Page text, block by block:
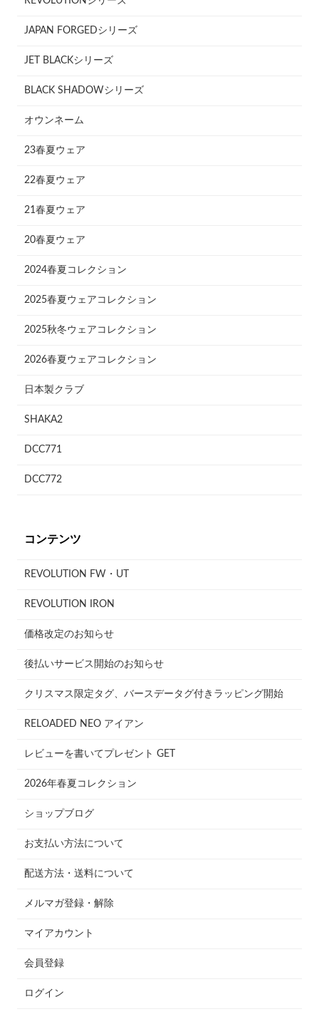
JAPAN FORGEDシリーズ
JET BLACKシリーズ
BLACK SHADOWシリーズ
オウンネーム
23春夏ウェア
22春夏ウェア
21春夏ウェア
20春夏ウェア
2024春夏コレクション
2025春夏ウェアコレクション
2025秋冬ウェアコレクション
2026春夏ウェアコレクション
日本製クラブ
SHAKA2
DCC771
DCC772
コンテンツ
REVOLUTION FW・UT
REVOLUTION IRON
価格改定のお知らせ
後払いサービス開始のお知らせ
クリスマス限定タグ、バースデータグ付きラッピング開始
RELOADED NEO アイアン
レビューを書いてプレゼント GET
2026年春夏コレクション
ショップブログ
お支払い方法について
配送方法・送料について
メルマガ登録・解除
マイアカウント
会員登録
ログイン